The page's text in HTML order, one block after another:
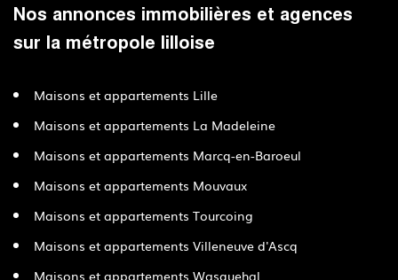
Nos annonces immobilières et agences
sur la métropole lilloise
Maisons et appartements Lille
Maisons et appartements La Madeleine
Maisons et appartements Marcq-en-Baroeul
Maisons et appartements Mouvaux
Maisons et appartements Tourcoing
Maisons et appartements Villeneuve d'Ascq
Maisons et appartements Wasquehal